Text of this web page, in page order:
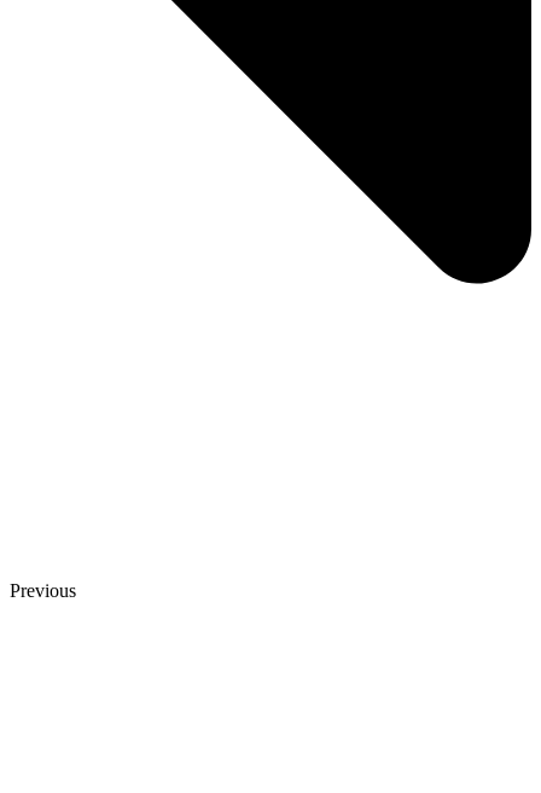
Previous